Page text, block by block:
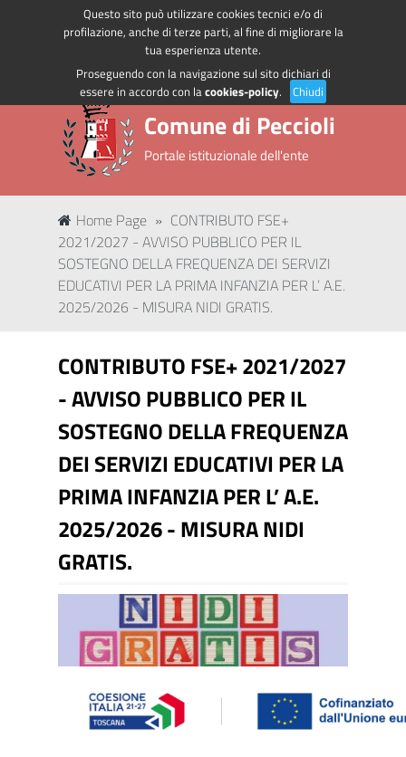
Questo sito può utilizzare cookies tecnici e/o di
profilazione, anche di terze parti, al fine di migliorare la
tua esperienza utente.
Proseguendo con la navigazione sul sito dichiari di
essere in accordo con lacookies-policy. Chiudi
Regione Toscana Accedi ai servizi
Comune di Peccioli
Portale istituzionale dell'ente
Home Page » CONTRIBUTO FSE+
2021/2027 - AVVISO PUBBLICO PER IL
SOSTEGNO DELLA FREQUENZA DEI SERVIZI
EDUCATIVI PER LA PRIMA INFANZIA PER L’ A.E.
2025/2026 - MISURA NIDI GRATIS.
CONTRIBUTO FSE+ 2021/2027
- AVVISO PUBBLICO PER IL
SOSTEGNO DELLA FREQUENZA
DEI SERVIZI EDUCATIVI PER LA
PRIMA INFANZIA PER L’ A.E.
2025/2026 - MISURA NIDI
GRATIS.